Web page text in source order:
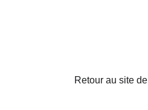
Retour au site de